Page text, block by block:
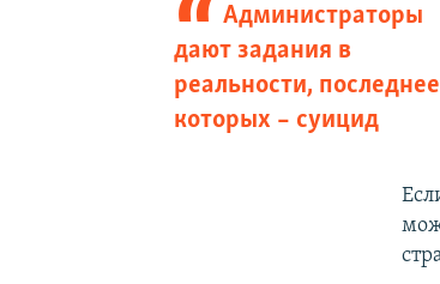
Администраторы
дают задания в
реальности,
которых – суицид